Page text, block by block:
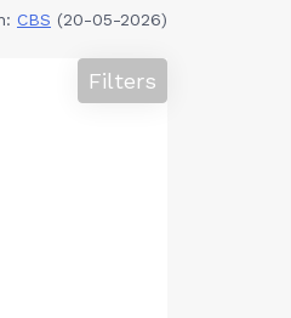
CBS (20-05-2026)
Filters